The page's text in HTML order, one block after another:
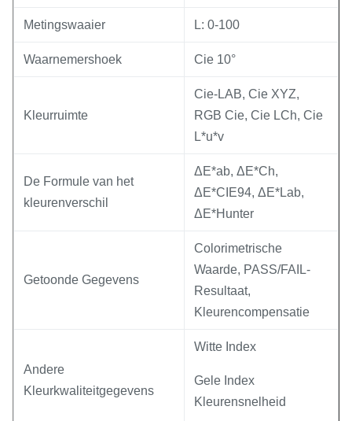
Metingswaaier L: 0-100
Waarnemershoek Cie 10°
Kleurruimte
Cie-LAB, Cie XYZ,
RGB Cie, Cie LCh, Cie
L*u*v
De Formule van het
kleurenverschil
ΔE*ab, ΔE*Ch,
ΔE*CIE94, ΔE*Lab,
ΔE*Hunter
Getoonde Gegevens
Colorimetrische
Waarde, PASS/FAIL-
Resultaat,
Kleurencompensatie
Andere
Kleurkwaliteitgegevens
Witte Index
Gele Index
Kleurensnelheid